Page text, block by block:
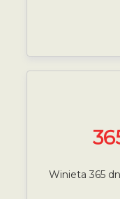
Winieta 365